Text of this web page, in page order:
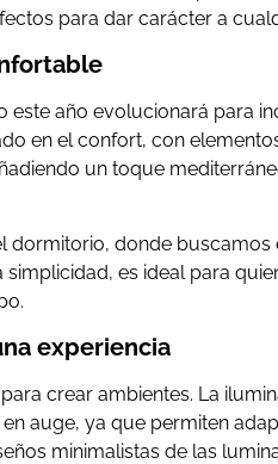
para dar carácter a
este año evolucionará para
en el confort, con
un toque
dormitorio, donde buscamos
es ideal para
experiencia
crear ambientes. La
auge, ya que permiten
minimalistas de las